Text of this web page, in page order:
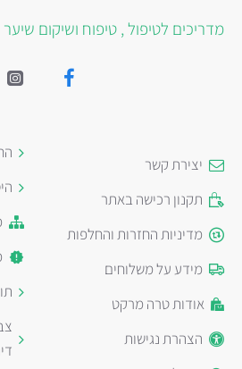
מדריכים לטיפול , טיפוח ושיקום שיער
יצירת קשר
תקנון רכישה באתר
מדיניות החזרות והחלפות
מידע על משלוחים
אודות טרה מרקט
הצהרת נגישות